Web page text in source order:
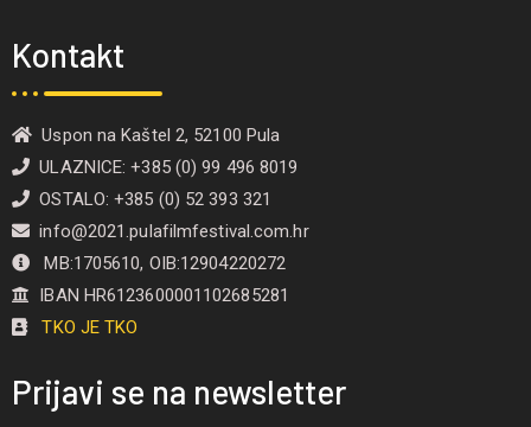
Kontakt
Uspon na Kaštel 2, 52100 Pula
ULAZNICE: +385 (0) 99 496 8019
OSTALO: +385 (0) 52 393 321
info@2021.pulafilmfestival.com.hr
MB:1705610, OIB:12904220272
IBAN HR6123600001102685281
TKO JE TKO
Prijavi se na newsletter